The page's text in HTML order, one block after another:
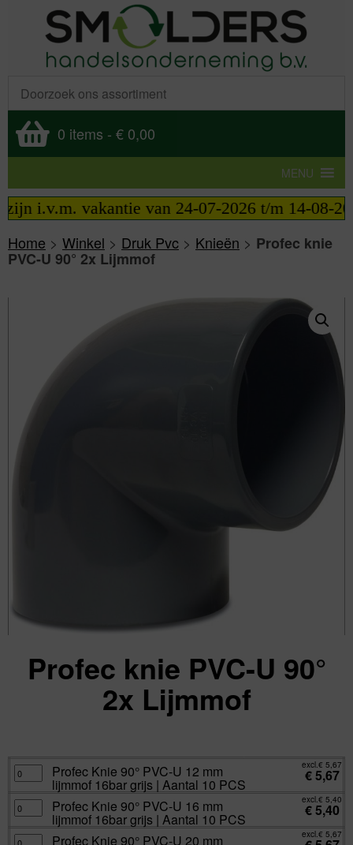
0 items - € 0,00
MENU
vakantie van 24-07-2026 t/m 14-08-2026
Home > Winkel > Druk Pvc > Knieën > Profec knie
PVC-U 90° 2x Lijmmof
Profec knie PVC-U 90°
2x Lijmmof
Profec
Knie
90°
U
12
mm
16bar
Profec Knie 90° PVC-U 12 mm
lijmmof 16bar grijs | Aantal 10 PCS
excl.€ 5,67
€5,67
Profec
Knie
90°
U
Profec Knie 90° PVC-U 16 mm
lijmmof 16bar grijs | Aantal 10 PCS
excl.€ 5,40
€5,40
Profec Profec Knie 90° PVC-U 20 mm excl.€ 5,67